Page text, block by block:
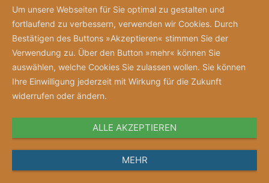
Um unsere Webseiten für Sie optimal zu gestalten und
fortlaufend zu verbessern, verwenden wir Cookies. Durch
Bestätigen des Buttons »Akzeptieren« stimmen Sie der
Verwendung zu. Über den Button »mehr« können Sie
auswählen, welche Cookies Sie zulassen wollen. Sie können
Ihre Einwilligung jederzeit mit Wirkung für die Zukunft
widerrufen oder ändern.
ALLE AKZEPTIEREN
MEHR